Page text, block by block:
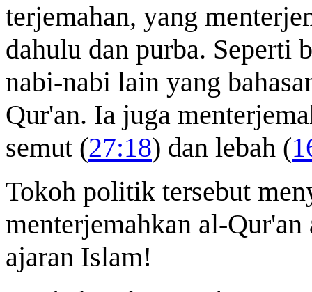
terjemahan, yang
dahulu dan purba. Seperti
nabi-nabi lain yang
Qur'an. Ia juga
semut (27:18) dan lebah (
Tokoh politik tersebut
menterjemahkan al-Qur'an
ajaran Islam!